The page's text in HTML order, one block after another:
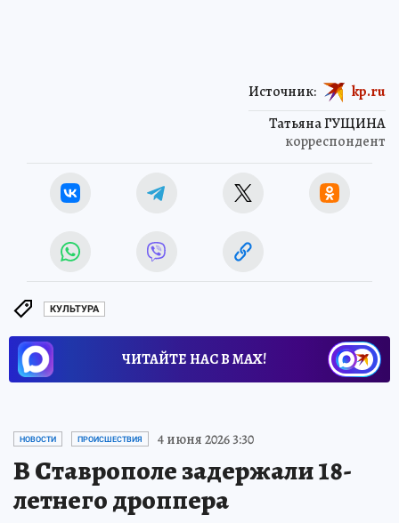
Татьяна ГУЩИНА
корреспондент
Источник: kp.ru
КУЛЬТУРА
ЧИТАЙТЕ НАС В МАХ!
НОВОСТИ ПРОИСШЕСТВИЯ 4 июня 2026 3:30
В Ставрополе задержали 18-
летнего дроппера